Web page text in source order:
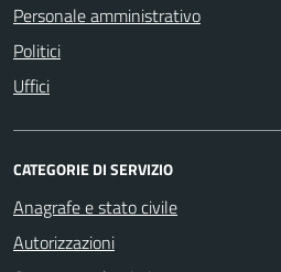
Personale amministrativo
Politici
Uffici
CATEGORIE DI SERVIZIO
Anagrafe e stato civile
Autorizzazioni